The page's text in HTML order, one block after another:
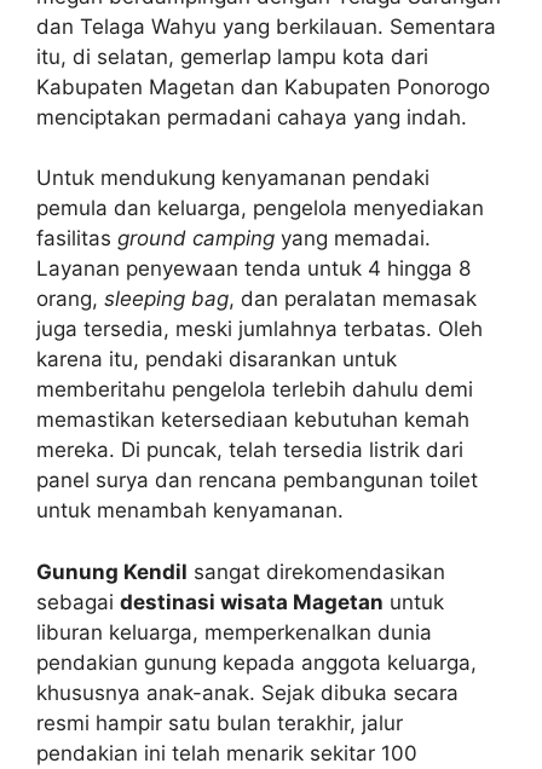
dan Telaga Wahyu yang berkilauan. Sementara
itu, di selatan, gemerlap lampu kota dari
Kabupaten Magetan dan Kabupaten Ponorogo
menciptakan permadani cahaya yang indah.
Untuk mendukung kenyamanan pendaki
pemula dan keluarga, pengelola menyediakan
fasilitas ground camping yang memadai.
Layanan penyewaan tenda untuk 4 hingga 8
orang, sleeping bag, dan peralatan memasak
juga tersedia, meski jumlahnya terbatas. Oleh
karena itu, pendaki disarankan untuk
memberitahu pengelola terlebih dahulu demi
memastikan ketersediaan kebutuhan kemah
mereka. Di puncak, telah tersedia listrik dari
panel surya dan rencana pembangunan toilet
untuk menambah kenyamanan.
Gunung Kendil sangat direkomendasikan
sebagai destinasi wisata Magetan untuk
liburan keluarga, memperkenalkan dunia
pendakian gunung kepada anggota keluarga,
khususnya anak-anak. Sejak dibuka secara
resmi hampir satu bulan terakhir, jalur
pendakian ini telah menarik sekitar 100